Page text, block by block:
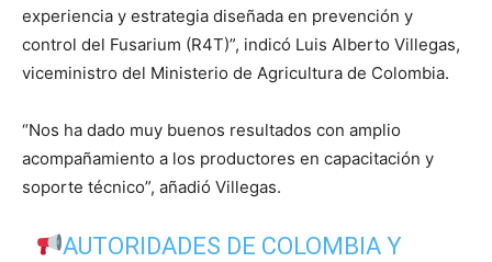
experiencia y estrategia diseñada en prevención y
control del Fusarium (R4T)”, indicó Luis Alberto Villegas,
viceministro del Ministerio de Agricultura de Colombia.
“Nos ha dado muy buenos resultados con amplio
acompañamiento a los productores en capacitación y
soporte técnico”, añadió Villegas.
AUTORIDADES DE COLOMBIA Y